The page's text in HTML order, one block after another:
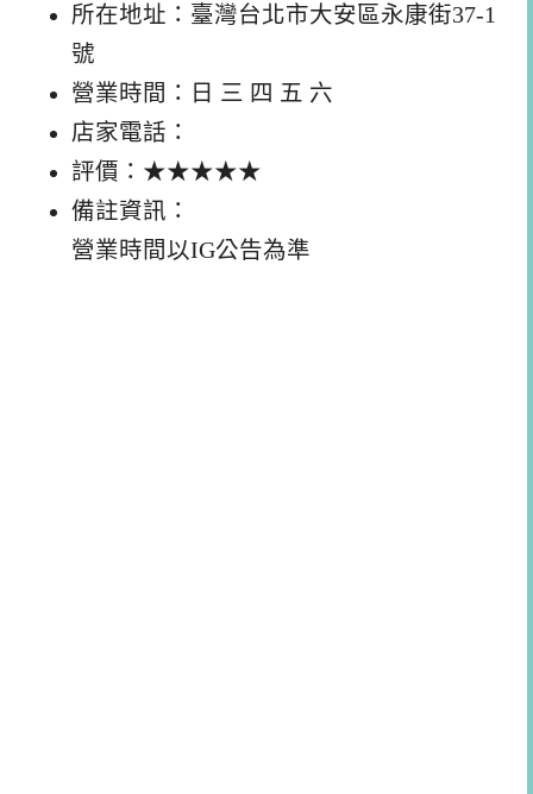
所在地址：臺灣台北市大安區永康街37-1
號
營業時間：日 三 四 五 六
店家電話：
評價：★★★★★
備註資訊：
營業時間以IG公告為準